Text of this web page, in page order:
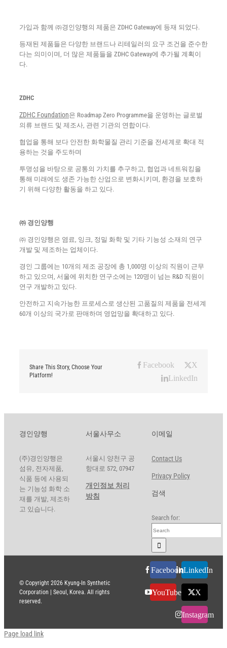
가입과 함께 ㈜경인양행의 제품은 ZDHC Gateway에 등재 되었다.
등재된 제품들은 다양한 브랜드나 리테일러의 요구 조건을 준수한
다는 의미이며, 더 많은 제품들을 ZDHC Gateway에 추가될 계획이
다.
ZDHC
ZDHC Foundation은 Roadmap Zero Programme을 운영하는 글로벌
의류 브랜드 및 제조사, 관련 기관의 연합이다.
협업을 통해 보다 안전한 화학물질 관리 기준을 전세계로 확대 적
용하는 것을 주도하며
투명성을 바탕으로 공통의 가치를 추구하고, 협업과 네트워킹을
통해 미래에도 생존 가능한 산업으로 변화시키며, 환경을 보호하
기 위해 다양한 활동을 하고 있다.
㈜ 경인양행
㈜ 경인양행은 염료, 잉크, 정밀 화학 및 기타 기능성 소재의 연구
개발 및 제조하는 업체이다.
경인 그룹에는 10개의 제조 공장에 총 1,000명 이상의 직원이 근무
하고 있으며, 서울에 위치한 연구소에는 120명이 넘는 R&D 직원이
연구 개발하고 있다.
안전하고 지속가능한 프로세스로 생산된 고품질의 제품을 전세계
60개 이상의 국가로 판매하며 영업망을 확대하고 있다.
Share This Story, Choose Your
Platform!
Facebook
X
LinkedIn
경인양행
(주)경인양행은
섬유, 전자제품,
식품 등에 사용되
는 기능성 화학 소
재를 개발, 제조하
고 있습니다.
서울사무소
서울시 양천구 공
항대로 572, 07947
개인정보 처리
방침
이메일
Contact Us
Privacy Policy
검색
Search for:
© Copyright 2026 Kyung-In Synthetic
Corporation | Seoul, Korea. All rights
reserved.
FacebookLinkedIn
YouTube X
Instagram
Page load link